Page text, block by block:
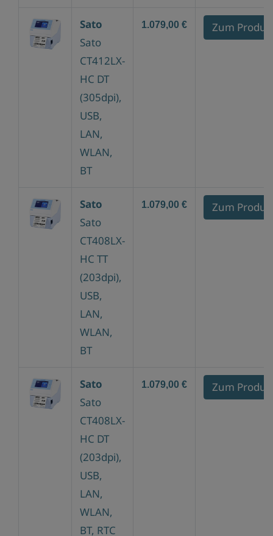
Sato
Sato
CT412LX-
HC DT
(305dpi),
USB,
LAN,
WLAN,
BT
1.079,00 € Zum
Sato
Sato
CT408LX-
HC TT
(203dpi),
USB,
LAN,
WLAN,
BT
1.079,00 € Zum
Sato
Sato
CT408LX-
HC DT
(203dpi),
USB,
LAN,
WLAN,
BT, RTC
1.079,00 € Zum